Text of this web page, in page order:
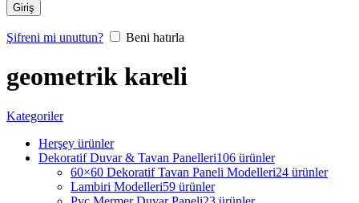
Giriş
Şifreni mi unuttun? Beni hatırla
geometrik kareli
Kategoriler
Herşey ürünler
Dekoratif Duvar & Tavan Panelleri106 ürünler
60×60 Dekoratif Tavan Paneli Modelleri24 ürünler
Lambiri Modelleri59 ürünler